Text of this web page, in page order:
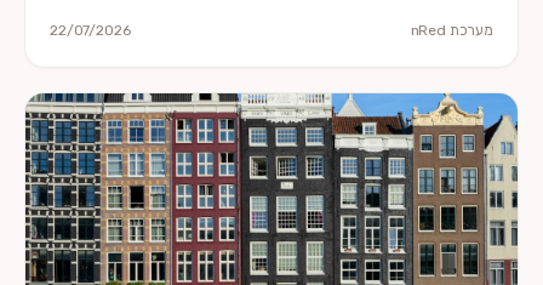
מערכת nRed 22/07/2026